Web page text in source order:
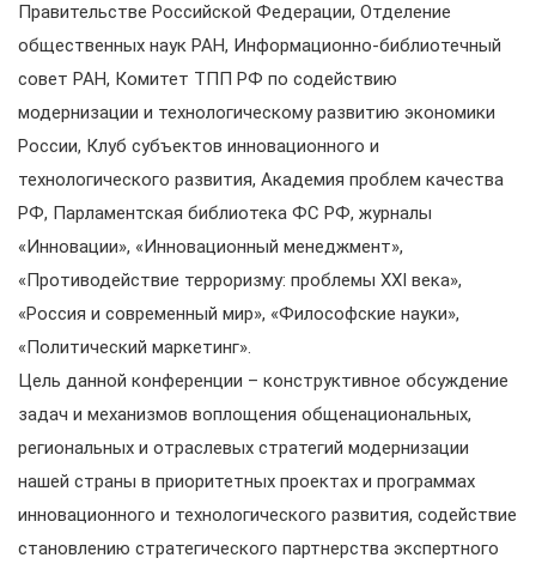
Правительстве Российской Федерации, Отделение
общественных наук РАН, Информационно-библиотечный
совет РАН, Комитет ТПП РФ по содействию
модернизации и технологическому развитию экономики
России, Клуб субъектов инновационного и
технологического развития, Академия проблем качества
РФ, Парламентская библиотека ФС РФ, журналы
«Инновации», «Инновационный менеджмент»,
«Противодействие терроризму: проблемы XXI века»,
«Россия и современный мир», «Философские науки»,
«Политический маркетинг».
Цель данной конференции – конструктивное обсуждение
задач и механизмов воплощения общенациональных,
региональных и отраслевых стратегий модернизации
нашей страны в приоритетных проектах и программах
инновационного и технологического развития, содействие
становлению стратегического партнерства экспертного